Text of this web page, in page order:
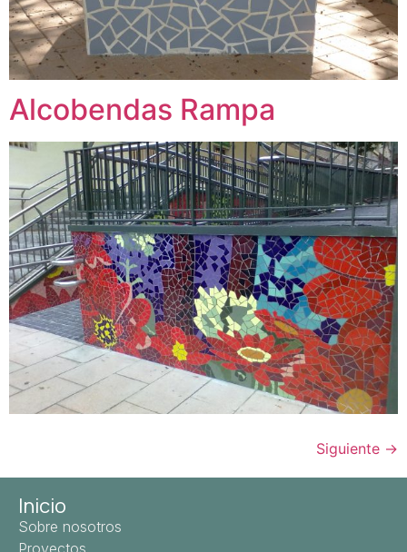
Alcobendas Rampa
Siguiente →
Inicio
Sobre nosotros